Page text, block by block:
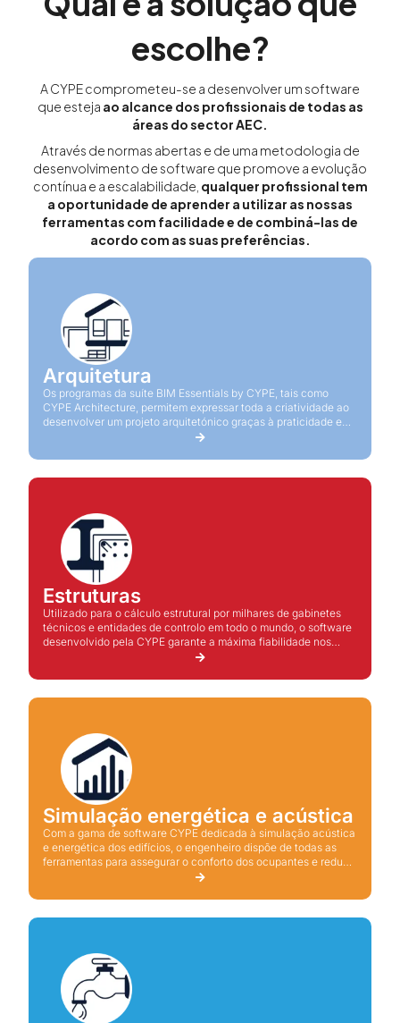
escolhe?
A CYPE comprometeu-se a desenvolver um software
que esteja ao alcance dos profissionais de todas as
áreas do sector AEC.
Através de normas abertas e de uma metodologia de
desenvolvimento de software que promove a evolução
contínua e a escalabilidade, qualquer profissional tem
a oportunidade de aprender a utilizar as nossas
ferramentas com facilidade e de combiná-las de
acordo com as suas preferências.
Arquitetura
Os programas da suíte BIM Essentials by CYPE, tais como
CYPE Architecture, permitem expressar toda a criatividade ao
desenvolver um projeto arquitetónico graças à praticidade e
Estruturas
Utilizado para o cálculo estrutural por milhares de gabinetes
técnicos e entidades de controlo em todo o mundo, o software
desenvolvido pela CYPE garante a máxima fiabilidade nos
cálculos e permite aos utilizadores proporem soluções
Simulação energética e acústica
Com a gama de software CYPE dedicada à simulação acústica
e energética dos edifícios, o engenheiro dispõe de todas as
ferramentas para assegurar o conforto dos ocupantes e reduzir
o consumo de energia dos edifícios.